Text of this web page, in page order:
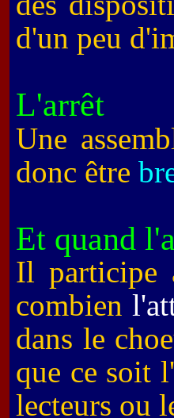
d'un peu
L'arrêt
Une
donc être
Et quand
Il participe
combien
dans le
que ce soit
lecteurs ou